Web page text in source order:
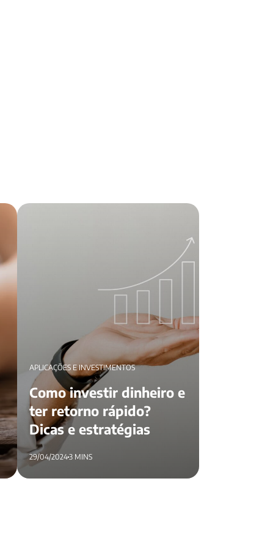
Como investir dinheiro e ter retorno
APLICAÇÕES E INVESTIMENTOS
Como investir dinheiro e
ter retorno rápido?
Dicas e estratégias
29/04/20243 MINS